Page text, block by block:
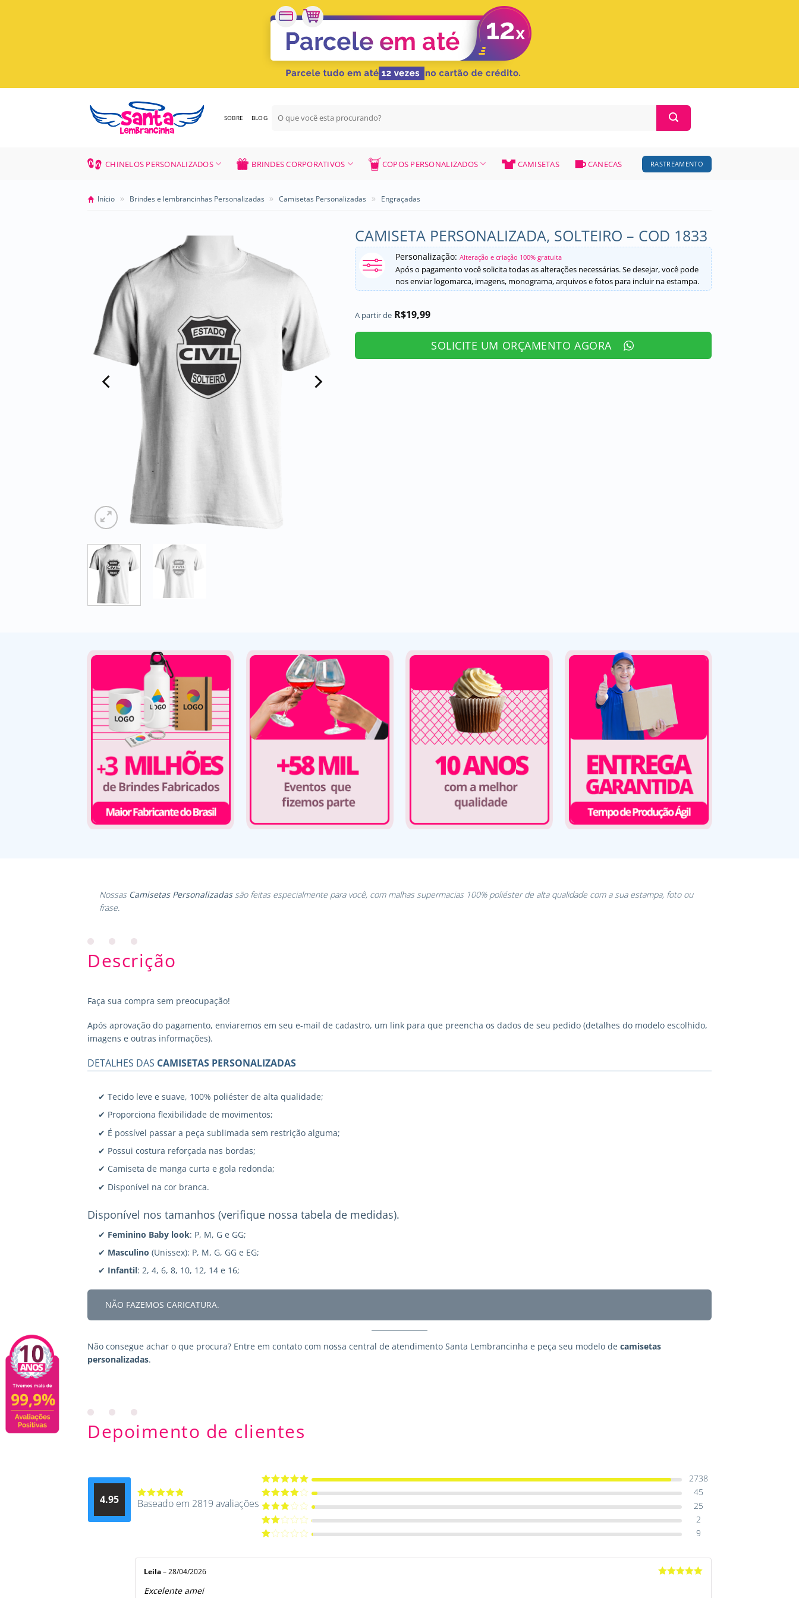
SOBRE BLOG
por:
CHINELOS PERSONALIZADOS BRINDES CORPORATIVOS COPOS PERSONALIZADOS CAMISETAS CANECAS RASTREAMENTO
Início » Brindes e lembrancinhas Personalizadas » Camisetas Personalizadas » Engraçadas
CAMISETA PERSONALIZADA, SOLTEIRO – COD 1833
Personalização: Alteração e criação 100% gratuita
Após o pagamento você solicita todas as alterações necessárias. Se desejar, você pode
nos enviar logomarca, imagens, monograma, arquivos e fotos para incluir na estampa.
A partir de R$19,99
SOLICITE UM ORÇAMENTO AGORA
Nossas Camisetas Personalizadassão feitas especialmente para você, com malhas supermacias 100% poliéster de alta qualidade com a sua estampa, foto ou
frase.
Descrição
Faça sua compra sem preocupação!
Após aprovação do pagamento, enviaremos em seu e-mail de cadastro, um link para que preencha os dados de seu pedido (detalhes do modelo escolhido,
imagens e outras informações).
DETALHES DAS CAMISETAS PERSONALIZADAS
✔ Tecido leve e suave, 100% poliéster de alta qualidade;
✔ Proporciona flexibilidade de movimentos;
✔ É possível passar a peça sublimada sem restrição alguma;
✔ Possui costura reforçada nas bordas;
✔ Camiseta de manga curta e gola redonda;
✔ Disponível na cor branca.
Disponível nos tamanhos (verifique nossa tabela de medidas).
✔ Feminino Baby look: P, M, G e GG;
✔ Masculino (Unissex): P, M, G, GG e EG;
✔ Infantil: 2, 4, 6, 8, 10, 12, 14 e 16;
NÃO FAZEMOS CARICATURA.
Não consegue achar o que procura? Entre em contato com nossa central de atendimento Santa Lembrancinha e peça seu modelo de camisetas
personalizadas.
Depoimento de clientes
4.95
Avaliação
Baseado em 2819 avaliações
Avaliação5
2738
Avaliação
45
Avaliação
25
Avaliação
2
9
Leila – 28/04/2026
Excelente amei